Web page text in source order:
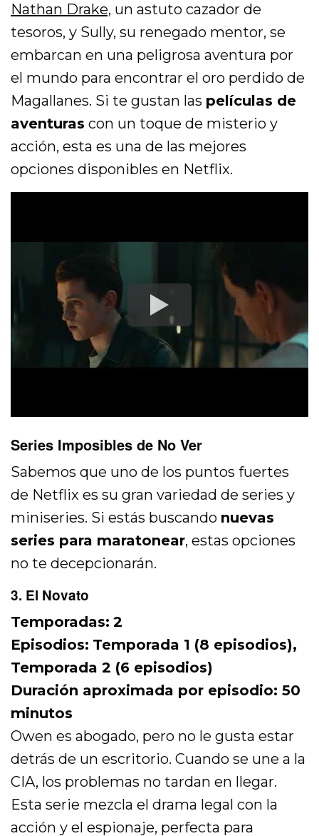
Nathan Drake, un astuto cazador de
tesoros, y Sully, su renegado mentor, se
embarcan en una peligrosa aventura por
el mundo para encontrar el oro perdido de
Magallanes. Si te gustan las películas de
aventuras con un toque de misterio y
acción, esta es una de las mejores
opciones disponibles en Netflix.
Series Imposibles de No Ver
Sabemos que uno de los puntos fuertes
de Netflix es su gran variedad de series y
miniseries. Si estás buscando nuevas
series para maratonear, estas opciones
no te decepcionarán.
3. El Novato
Temporadas: 2
Episodios: Temporada 1 (8 episodios),
Temporada 2 (6 episodios)
Duración aproximada por episodio: 50
minutos
Owen es abogado, pero no le gusta estar
detrás de un escritorio. Cuando se une a la
CIA, los problemas no tardan en llegar.
Esta serie mezcla el drama legal con la
acción y el espionaje, perfecta para